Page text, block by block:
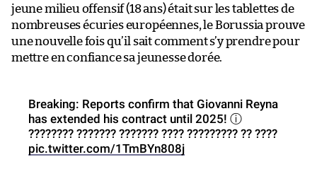
jeune milieu offensif (18 ans) était sur les tablettes de
nombreuses écuries européennes, le Borussia prouve
une nouvelle fois qu’il sait comment s’y prendre pour
mettre en confiance sa jeunesse dorée.
Breaking: Reports confirm that Giovanni Reyna
has extended his contract until 2025! ⓘ
???????? ??????? ??????? ???? ????????? ?? ????
pic.twitter.com/1TmBYn808j